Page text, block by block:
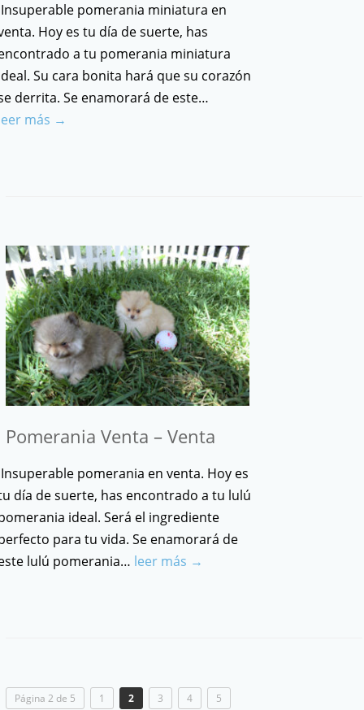
pomerania miniatura en
Hoy es tu día de suerte, has
a tu pomerania miniatura
Su cara bonita hará que su corazón
derrita. Se enamorará de este…
más →
Pomerania Venta – Venta
pomerania en venta. Hoy es
día de suerte, has encontrado a tu lulú
ideal. Será el ingrediente
para tu vida. Se enamorará de
lulú pomerania… leer más →
Página 2 de 5 1 2 3 4 5